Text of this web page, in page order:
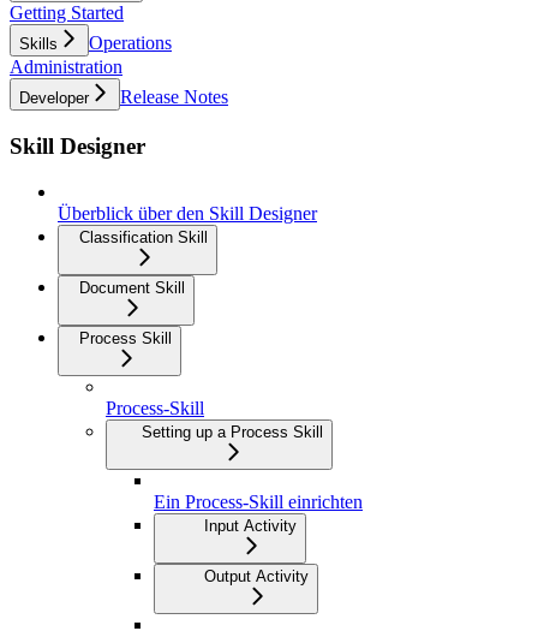
Getting Started
Skills
Operations
Administration
Developer Release Notes
Skill Designer
Überblick über den Skill Designer
Classification Skill
Document Skill
Process Skill
Process-Skill
Setting up a Process Skill
Ein Process-Skill einrichten
Input Activity
Output Activity